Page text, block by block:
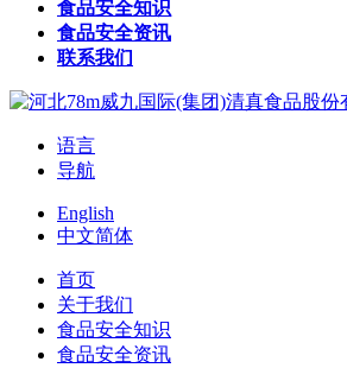
食品安全知识
食品安全资讯
联系我们
语言
导航
English
中文简体
首页
关于我们
食品安全知识
食品安全资讯